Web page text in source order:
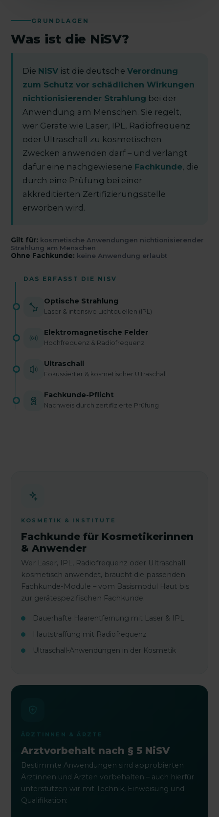
GRUNDLAGEN
Was ist die NiSV?
Die NiSV ist die deutsche Verordnung
zum Schutz vor schädlichen Wirkungen
nichtionisierender Strahlung bei der
Anwendung am Menschen. Sie regelt,
wer Geräte wie Laser, IPL, Radiofrequenz
oder Ultraschall zu kosmetischen
Zwecken anwenden darf – und verlangt
dafür eine nachgewiesene Fachkunde, die
durch eine Prüfung bei einer
akkreditierten Zertifizierungsstelle
erworben wird.
Gilt für: kosmetische Anwendungen nichtionisierender
Strahlung am Menschen
Ohne Fachkunde: keine Anwendung erlaubt
DAS ERFASST DIE NISV
Optische Strahlung
Laser & intensive Lichtquellen (IPL)
Elektromagnetische Felder
Hochfrequenz & Radiofrequenz
Ultraschall
Fokussierter & kosmetischer Ultraschall
Fachkunde-Pflicht
Nachweis durch zertifizierte Prüfung
KOSMETIK & INSTITUTE
Fachkunde für Kosmetikerinnen
& Anwender
Wer Laser, IPL, Radiofrequenz oder Ultraschall
kosmetisch anwendet, braucht die passenden
Fachkunde-Module – vom Basismodul Haut bis
zur gerätespezifischen Fachkunde.
Dauerhafte Haarentfernung mit Laser & IPL
Hautstraffung mit Radiofrequenz
Ultraschall-Anwendungen in der Kosmetik
ÄRZTINNEN & ÄRZTE
Arztvorbehalt nach § 5 NiSV
Bestimmte Anwendungen sind approbierten
Ärztinnen und Ärzten vorbehalten – auch hierfür
unterstützen wir mit Technik, Einweisung und
Qualifikation: